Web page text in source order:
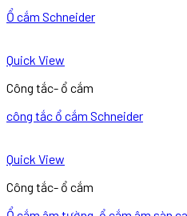
Ổ cắm Schneider
Quick View
Công tắc- ổ cắm
công tắc ổ cắm Schneider
Quick View
Công tắc- ổ cắm